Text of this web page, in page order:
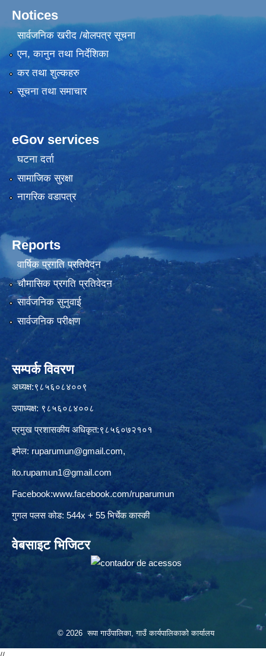
Notices
सार्वजनिक खरीद /बोलपत्र सूचना
एन, कानुन तथा निर्देशिका
कर तथा शुल्कहरु
सूचना तथा समाचार
eGov services
घटना दर्ता
सामाजिक सुरक्षा
नागरिक वडापत्र
Reports
वार्षिक प्रगति प्रतिवेदन
चौमासिक प्रगति प्रतिवेदन
सार्वजनिक सुनुवाई
सार्वजनिक परीक्षण
सम्पर्क विवरण
अध्यक्ष:९८५६०८४००९
उपाध्यक्ष: ९८५६०८४००८
प्रमुख प्रशासकीय अधिकृत:९८५६०७२१०१
इमेल: ruparumun@gmail.com,
ito.rupamun1@gmail.com
Facebook:www.facebook.com/ruparumun
गुगल पलस कोड: 544x + 55 भिर्चेक कास्की
वेबसाइट भिजिटर
© 2026 रूपा गाउँपालिका, गाउँ कार्यपालिकाको कार्यालय